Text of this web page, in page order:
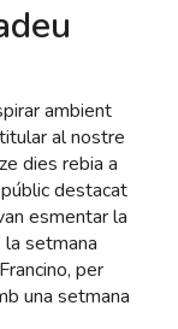
ambient
al nostre
dies rebia a
destacat
esmentar la
setmana
per
una setmana